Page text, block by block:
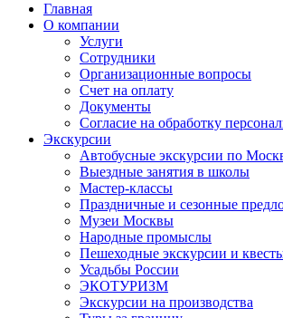
Главная
О компании
Услуги
Сотрудники
Организационные вопросы
Счет на оплату
Документы
Согласие на обработку
Экскурсии
Автобусные экскурсии по
Выездные занятия в школы
Мастер-классы
Праздничные и сезонные
Музеи Москвы
Народные промыслы
Пешеходные экскурсии и
Усадьбы России
ЭКОТУРИЗМ
Экскурсии на производства